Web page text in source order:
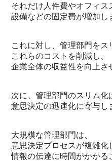
それだけ人件費やオフィス
設備などの固定費が増加し
これに対し、管理部門をス
これらのコストを削減し、
企業全体の収益性を向上さ
次に、管理部門のスリム化
意思決定の迅速化に寄与し
大規模な管理部門は、
意思決定プロセスが複雑化
情報の伝達に時間がかかる